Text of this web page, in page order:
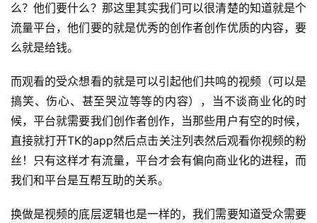
么？他们要什么？那这里其实我们可以很清楚的知道就是个
流量平台，他们要的就是优秀的创作者创作优质的内容，要
么就是给钱。
而观看的受众想看的就是可以引起他们共鸣的视频（可以是
搞笑、伤心、甚至哭泣等等的内容），当不谈商业化的时
候，平台就需要我们创作者创作，当那些用户有空的时候，
直接就打开TK的app然后点击关注列表然后观看你视频的粉
丝！只有这样才有流量，平台才会有偏向商业化的进程，而
我们和平台是互帮互助的关系。
换做是视频的底层逻辑也是一样的，我们需要知道受众需要